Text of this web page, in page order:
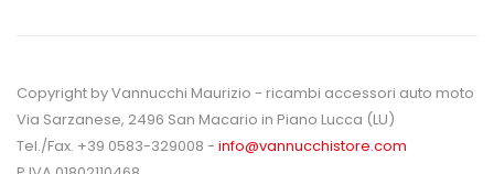
Copyright by Vannucchi Maurizio - ricambi accessori auto moto
Via Sarzanese, 2496 San Macario in Piano Lucca (LU)
Tel./Fax. +39 0583-329008 - info@vannucchistore.com